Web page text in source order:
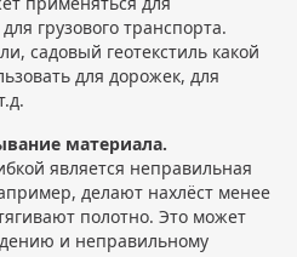
грузового транспорта.
садовый геотекстиль какой
для дорожек, для
материала.
является неправильная
делают нахлёст менее
полотно. Это может
и неправильному